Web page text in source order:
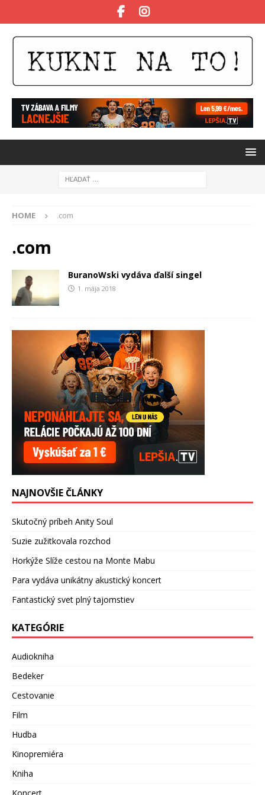
HOME .com
.com
BuranoWski vydáva ďalší singel
1. mája 2018
NAJNOVŠIE ČLÁNKY
Skutočný príbeh Anity Soul
Suzie zužitkovala rozchod
Horkýže Slíže cestou na Monte Mabu
Para vydáva unikátny akustický koncert
Fantastický svet plný tajomstiev
KATEGÓRIE
Audiokniha
Bedeker
Cestovanie
Film
Hudba
Kinopremiéra
Kniha
Koncert